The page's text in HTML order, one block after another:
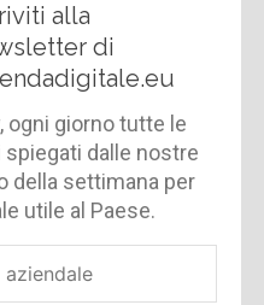
alla
di
ogni giorno tutte le
dalle nostre
della settimana per
utile al Paese.